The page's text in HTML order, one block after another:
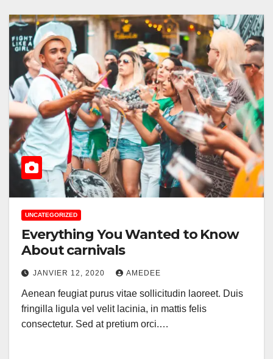
UNCATEGORIZED
Everything You Wanted to Know
About carnivals
JANVIER 12, 2020 AMEDEE
Aenean feugiat purus vitae sollicitudin laoreet. Duis
fringilla ligula vel velit lacinia, in mattis felis
consectetur. Sed at pretium orci.…